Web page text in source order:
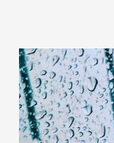
agradecer a
Shalom, pela
fizeram ao
obras de